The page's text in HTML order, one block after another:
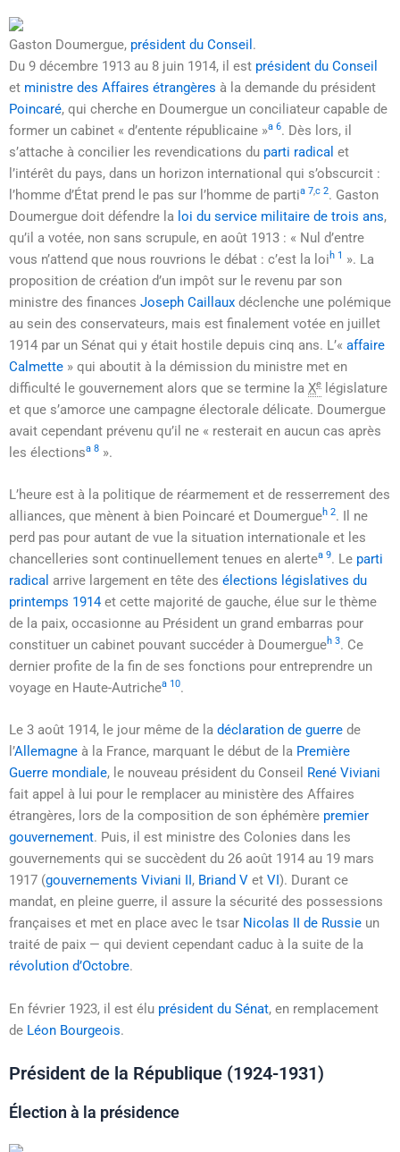
Gaston Doumergue, président du Conseil .
Du 9 décembre 1913 au 8 juin 1914, il est président du Conseil
et ministre des Affaires étrangères à la demande du président
Poincaré, qui cherche en Doumergue un conciliateur capable de
former un cabinet « d’entente républicaine »a 6. Dès lors, il
s’attache à concilier les revendications du parti radical et
l’intérêt du pays, dans un horizon international qui s’obscurcit :
l’homme d’État prend le pas sur l’homme de partia 7,c 2. Gaston
Doumergue doit défendre la loi du service militaire de trois ans,
qu’il a votée, non sans scrupule, en août 1913 : « Nul d’entre
vous n’attend que nous rouvrions le débat : c’est la loih 1 ». La
proposition de création d’un impôt sur le revenu par son
ministre des finances Joseph Caillaux déclenche une polémique
au sein des conservateurs, mais est finalement votée en juillet
1914 par un Sénat qui y était hostile depuis cinq ans. L’« affaire
Calmette » qui aboutit à la démission du ministre met en
difficulté le gouvernement alors que se termine la Xe
législature
et que s’amorce une campagne électorale délicate. Doumergue
avait cependant prévenu qu’il ne « resterait en aucun cas après
les électionsa 8 ».
L’heure est à la politique de réarmement et de resserrement des
alliances, que mènent à bien Poincaré et Doumergueh 2. Il ne
perd pas pour autant de vue la situation internationale et les
chancelleries sont continuellement tenues en alertea 9. Le parti
radical arrive largement en tête des élections législatives du
printemps 1914et cette majorité de gauche, élue sur le thème
de la paix, occasionne au Président un grand embarras pour
constituer un cabinet pouvant succéder à Doumergueh 3. Ce
dernier profite de la fin de ses fonctions pour entreprendre un
voyage en Haute-Autrichea 10.
Le 3 août 1914, le jour même de la déclaration de guerre de
l’Allemagne à la France, marquant le début de la Première
Guerre mondiale, le nouveau président du Conseil René Viviani
fait appel à lui pour le remplacer au ministère des Affaires
étrangères, lors de la composition de son éphémère premier
gouvernement. Puis, il est ministre des Colonies dans les
gouvernements qui se succèdent du 26 août 1914 au 19 mars
1917 (gouvernements Viviani II, Briand V et VI). Durant ce
mandat, en pleine guerre, il assure la sécurité des possessions
françaises et met en place avec le tsar Nicolas II de Russie un
traité de paix — qui devient cependant caduc à la suite de la
révolution d’Octobre.
En février 1923, il est élu président du Sénat, en remplacement
de Léon Bourgeois.
Président de la République (1924-1931)
Élection à la présidence